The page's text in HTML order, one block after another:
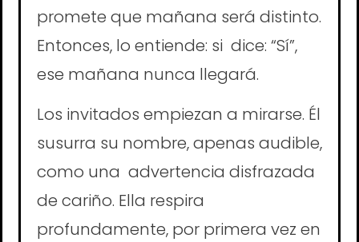
promete que mañana será distinto.
Entonces, lo entiende: si dice: “Sí”,
ese mañana nunca llegará.
Los invitados empiezan a mirarse. Él
susurra su nombre, apenas audible,
como una advertencia disfrazada
de cariño. Ella respira
profundamente, por primera vez en